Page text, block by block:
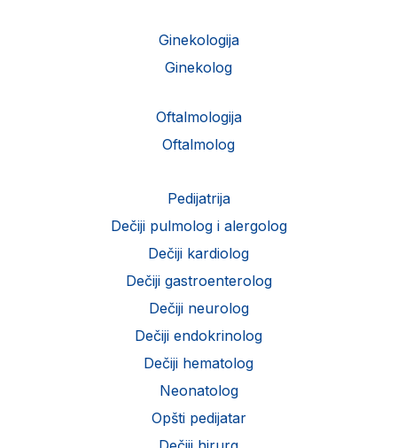
Ginekologija
Ginekolog
Oftalmologija
Oftalmolog
Pedijatrija
Dečiji pulmolog i alergolog
Dečiji kardiolog
Dečiji gastroenterolog
Dečiji neurolog
Dečiji endokrinolog
Dečiji hematolog
Neonatolog
Opšti pedijatar